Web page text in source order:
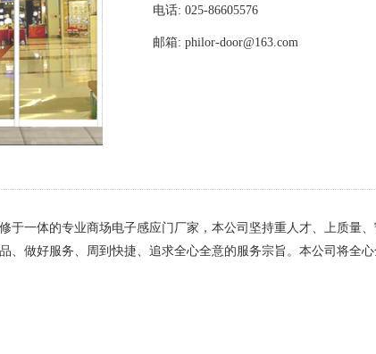
电话: 025-86605576
邮箱: philor-door@163.com
于一体的专业商场电子感应门厂家，本公司坚持重人才、上质量
、做好服务、周到快捷、追求全心全意的服务宗旨。本公司将全